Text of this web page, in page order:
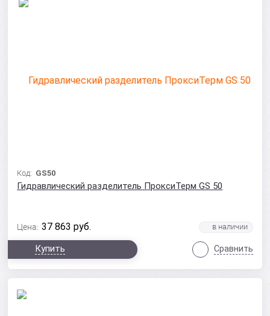
Код: GS50
Гидравлический разделитель ПроксиТерм GS 50
Цена: 37 863 руб.
Купить Сравнить